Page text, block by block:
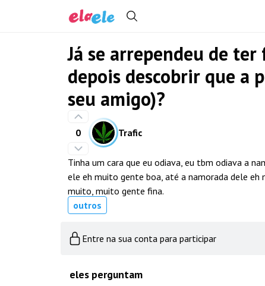
Já se arrependeu de
depois descobrir que a
seu amigo)?
0 Trafic
Tinha um cara que eu odiava, eu tbm odiava a
ele eh muito gente boa, até a namorada dele
muito, muito gente fina.
outros
Entre na sua conta para participar
eles perguntam